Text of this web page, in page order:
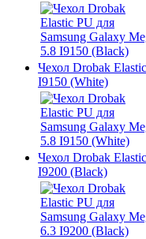
Чехол Drobak
I9150 (White)
Чехол Drobak
I9200 (Black)